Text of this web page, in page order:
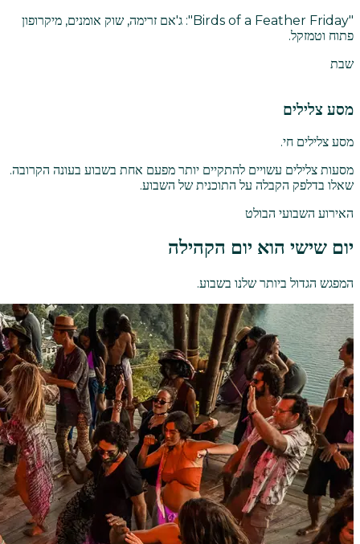
"Birds of a Feather Friday": ג'אם זרימה, שוק אומנים, מיקרופון
פתוח וטמזקל.
שבת
מסע צלילים
מסע צלילים חי.
מסעות צלילים עשויים להתקיים יותר מפעם אחת בשבוע בעונה הקרובה.
שאלו בדלפק הקבלה על התוכנית של השבוע.
האירוע השבועי הבולט
יום שישי הוא יום הקהילה
המפגש הגדול ביותר שלנו בשבוע.